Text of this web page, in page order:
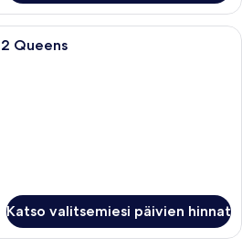
Hotellihuone, jossa on kaksi
Queens
Katso valitsemiesi päivien hinnat